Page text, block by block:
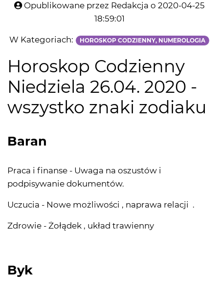
Opublikowane przez Redakcja o 2020-04-25
18:59:01
W Kategoriach: HOROSKOP CODZIENNY, NUMEROLOGIA
Horoskop Codzienny
Niedziela 26.04. 2020 -
wszystko znaki zodiaku
Baran
Praca i finanse - Uwaga na oszustów i
podpisywanie dokumentów.
Uczucia - Nowe możliwości , naprawa relacji .
Zdrowie - Żołądek , układ trawienny
Byk